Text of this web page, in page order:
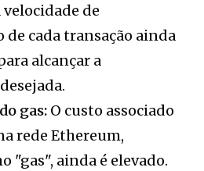
velocidade de
de cada transação ainda
alcançar a
gas: O custo associado
rede Ethereum,
"gas", ainda é elevado.